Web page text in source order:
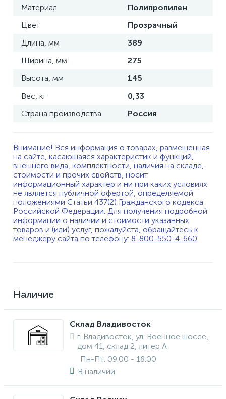
Материал
Полипропилен
Цвет
Прозрачный
Длина, мм
389
Ширина, мм
275
Высота, мм
145
Вес, кг
0,33
Страна производства
Россия
Внимание! Вся информация о товарах, размещенная
на сайте, касающаяся характеристик и функций,
внешнего вида, комплектности, наличия на складе,
стоимости и прочих свойств, носит
информационный характер и ни при каких условиях
не является публичной офертой, определяемой
положениями Статьи 437(2) Гражданского кодекса
Российской Федерации. Для получения подробной
информации о наличии и стоимости указанных
товаров и (или) услуг, пожалуйста, обращайтесь к
менеджеру сайта по телефону: 8-800-550-4-660
Наличие
Склад Владивосток
г. Владивосток, ул. Военное шоссе,
дом 41, склад 2, литер А
Пн-Пт: 09:00 - 18:00
В наличии